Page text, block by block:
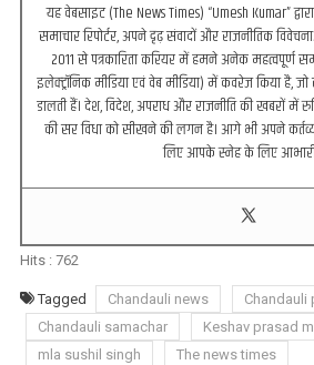
यह वेबसाइट (The News Times) “Umesh Kumar”
समाचार रिपोर्टर, अपने दृढ़ संवादों और राजनीतिक
2011 से पत्रकारिता करियर में हमने अनेक महत्वपूर्ण
इलेक्ट्रॉनिक मीडिया एवं वेब मीडिया) में कवरेज किया है,
डालती हैं। देश, विदेश, अपराध और राजनीति की खबरों में
की सर विधा को सीखने की लगन है। आगे भी अपने
लिए आपके स्नेह के लिए आभारी
Hits : 762
Tagged Chandauli news
Chandauli
Chandauli samachar
Keshav prasad
mla sushil singh
The news times